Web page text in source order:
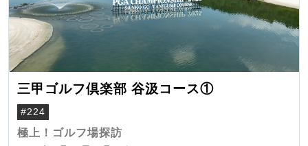
三甲ゴルフ倶楽部 谷汲コース①
#224
極上！ゴルフ場探訪